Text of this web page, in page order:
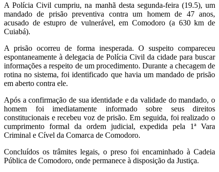
A Polícia Civil cumpriu, na manhã desta segunda-feira (19.5), um
mandado de prisão preventiva contra um homem de 47 anos,
acusado de estupro de vulnerável, em Comodoro (a 630 km de
Cuiabá).
A prisão ocorreu de forma inesperada. O suspeito compareceu
espontaneamente à delegacia de Polícia Civil da cidade para buscar
informações a respeito de um procedimento. Durante a checagem de
rotina no sistema, foi identificado que havia um mandado de prisão
em aberto contra ele.
Após a confirmação de sua identidade e da validade do mandado, o
homem foi imediatamente informado sobre seus direitos
constitucionais e recebeu voz de prisão. Em seguida, foi realizado o
cumprimento formal da ordem judicial, expedida pela 1ª Vara
Criminal e Cível da Comarca de Comodoro.
Concluídos os trâmites legais, o preso foi encaminhado à Cadeia
Pública de Comodoro, onde permanece à disposição da Justiça.